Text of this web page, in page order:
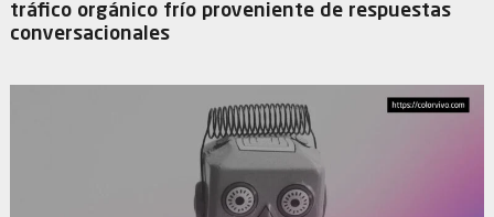
tráfico orgánico frío proveniente de respuestas
conversacionales